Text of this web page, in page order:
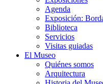
Agenda
Exposición:
Biblioteca
Servicios
Visitas guiadas
El Museo
Quiénes somos
Arquitectura